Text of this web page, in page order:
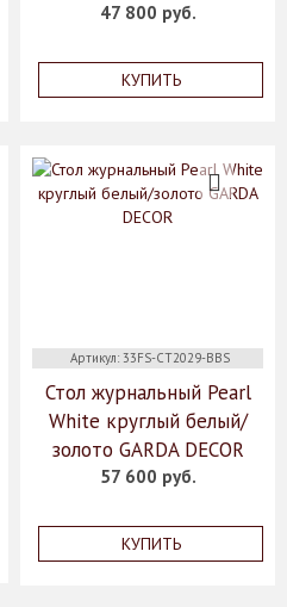
47 800 руб.
КУПИТЬ
Артикул: 33FS-CT2029-BBS
Стол журнальный Pearl
White круглый белый/
золото GARDA DECOR
57 600 руб.
КУПИТЬ